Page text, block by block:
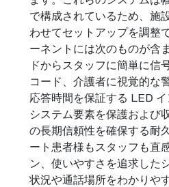
プ、カバー プレート、ボタ
信機などが含まれます。
で構成されているため、施
わせてセットアップを調整
ーネントには次のものが含
ドからスタッフに簡単に信
コード、介護者に視覚的な
応答時間を保証する LED イ
システム要素を保護および
の長期信頼性を確保する耐
ート患者様もスタッフも直
ン、使いやすさを追求した
状況や通話場所をわかりや